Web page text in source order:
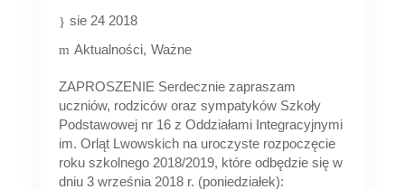
sie 24 2018
Aktualności Ważne
ZAPROSZENIE Serdecznie zapraszam
uczniów, rodziców oraz sympatyków Szkoły
Podstawowej nr 16 z Oddziałami Integracyjnymi
im. Orląt Lwowskich na uroczyste rozpoczęcie
roku szkolnego 2018/2019, które odbędzie się w
dniu 3 września 2018 r. (poniedziałek):